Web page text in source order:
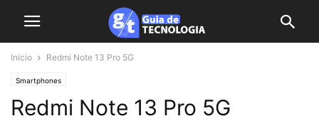
Início Redmi Note 13 Pro 5G
Smartphones
Redmi Note 13 Pro 5G